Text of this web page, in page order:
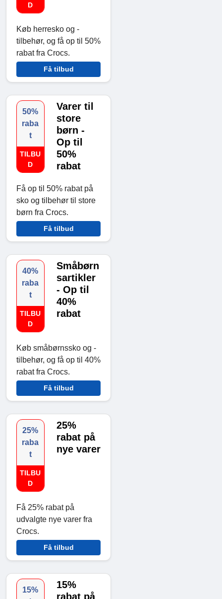
D
Køb herresko og -
tilbehør, og få op til 50%
rabat fra Crocs.
Få tilbud
50%
raba
t
TILBU
D
Varer til
store
børn -
Op til
50%
rabat
Få op til 50% rabat på
sko og tilbehør til store
børn fra Crocs.
Få tilbud
40%
raba
t
TILBU
D
Småbørn
sartikler
- Op til
40%
rabat
Køb småbørnssko og -
tilbehør, og få op til 40%
rabat fra Crocs.
Få tilbud
25%
raba
t
TILBU
D
25%
rabat på
nye varer
Få 25% rabat på
udvalgte nye varer fra
Crocs.
Få tilbud
15%
15%
rabat på